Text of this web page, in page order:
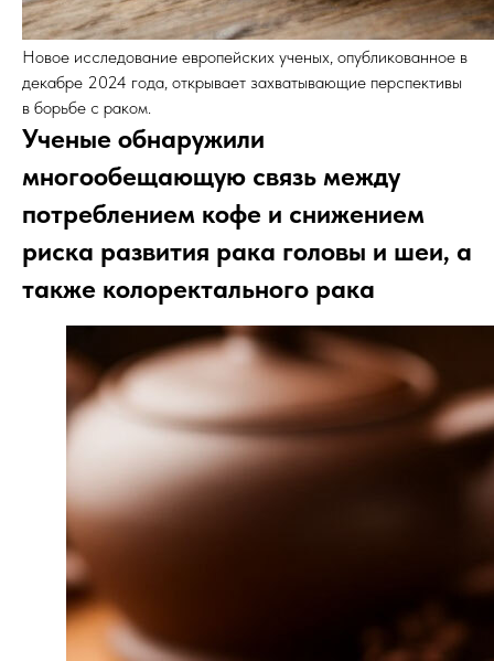
Новое исследование европейских ученых, опубликованное в
декабре 2024 года, открывает захватывающие перспективы
в борьбе с раком.
Ученые обнаружили
многообещающую связь между
потреблением кофе и снижением
риска развития рака головы и шеи, а
также колоректального рака